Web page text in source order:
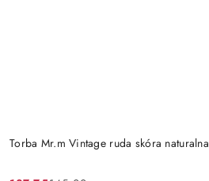
Torba Mr.m Vintage ruda skóra naturalna